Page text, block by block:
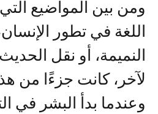
ومن بين المواضيع التي
اللغة في تطور
النميمة، أو نقل
لآخر، كانت جزءًا من
وعندما بدأ البشر في